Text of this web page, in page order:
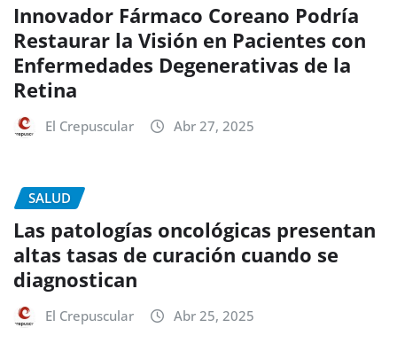
Innovador Fármaco Coreano Podría
Restaurar la Visión en Pacientes con
Enfermedades Degenerativas de la
Retina
El Crepuscular Abr 27, 2025
SALUD
Las patologías oncológicas presentan
altas tasas de curación cuando se
diagnostican
El Crepuscular Abr 25, 2025